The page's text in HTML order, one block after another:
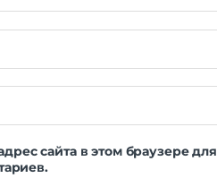
сайта в этом браузере для